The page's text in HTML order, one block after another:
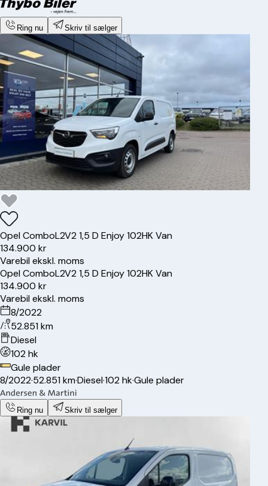
Ring nu Skriv til sælger
OpelComboL2V2 1,5 D Enjoy 102HK Van
134.900 kr
Varebil ekskl. moms
OpelComboL2V2 1,5 D Enjoy 102HK Van
134.900 kr
Varebil ekskl. moms
8/2022
52.851 km
Diesel
102 hk
Gule plader
8/2022·52.851 km·Diesel·102 hk·Gule plader
Ring nu Skriv til sælger